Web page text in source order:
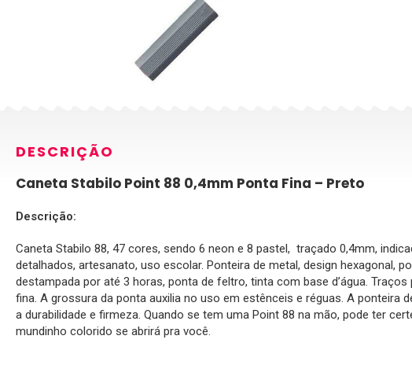
DESCRIÇÃO
Caneta Stabilo Point 88 0,4mm Ponta Fina – Preto
Descrição:
Caneta Stabilo 88, 47 cores, sendo 6 neon e 8 pastel, traçado 0,4mm,
detalhados, artesanato, uso escolar. Ponteira de metal, design hexagonal,
destampada por até 3 horas, ponta de feltro, tinta com base d’água.
fina. A grossura da ponta auxilia no uso em estênceis e réguas. A ponteira
a durabilidade e firmeza. Quando se tem uma Point 88 na mão, pode ter
mundinho colorido se abrirá pra você.